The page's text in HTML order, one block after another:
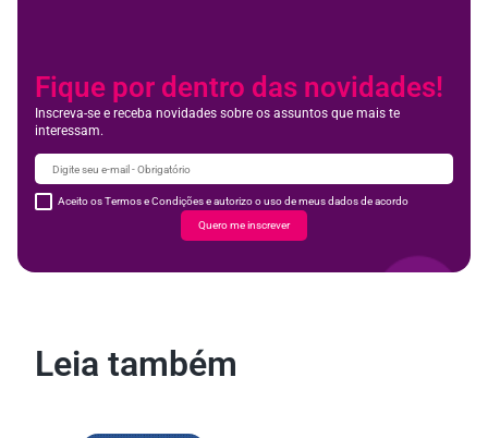
Fique por dentro das novidades!
Inscreva-se e receba novidades sobre os assuntos que mais te
interessam.
Aceito os Termos e Condições e autorizo o uso de meus dados de acordo
Quero me inscrever
Leia também